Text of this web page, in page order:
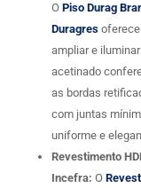
O Piso Durag
Duragresoferece
ampliar e
acetinado
as bordas
com juntas
uniforme e
Revestimento
Incefra: O